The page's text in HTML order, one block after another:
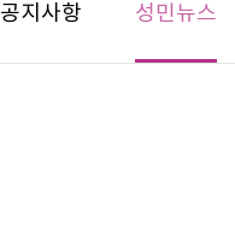
공지사항 성민뉴스